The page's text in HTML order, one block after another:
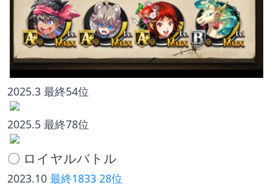
2025.3 最終54位
2025.5 最終78位
〇 ロイヤルバトル
2023.10 最終1833 28位